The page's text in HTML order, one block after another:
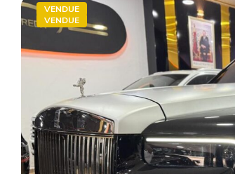
VENDUE
VENDUE